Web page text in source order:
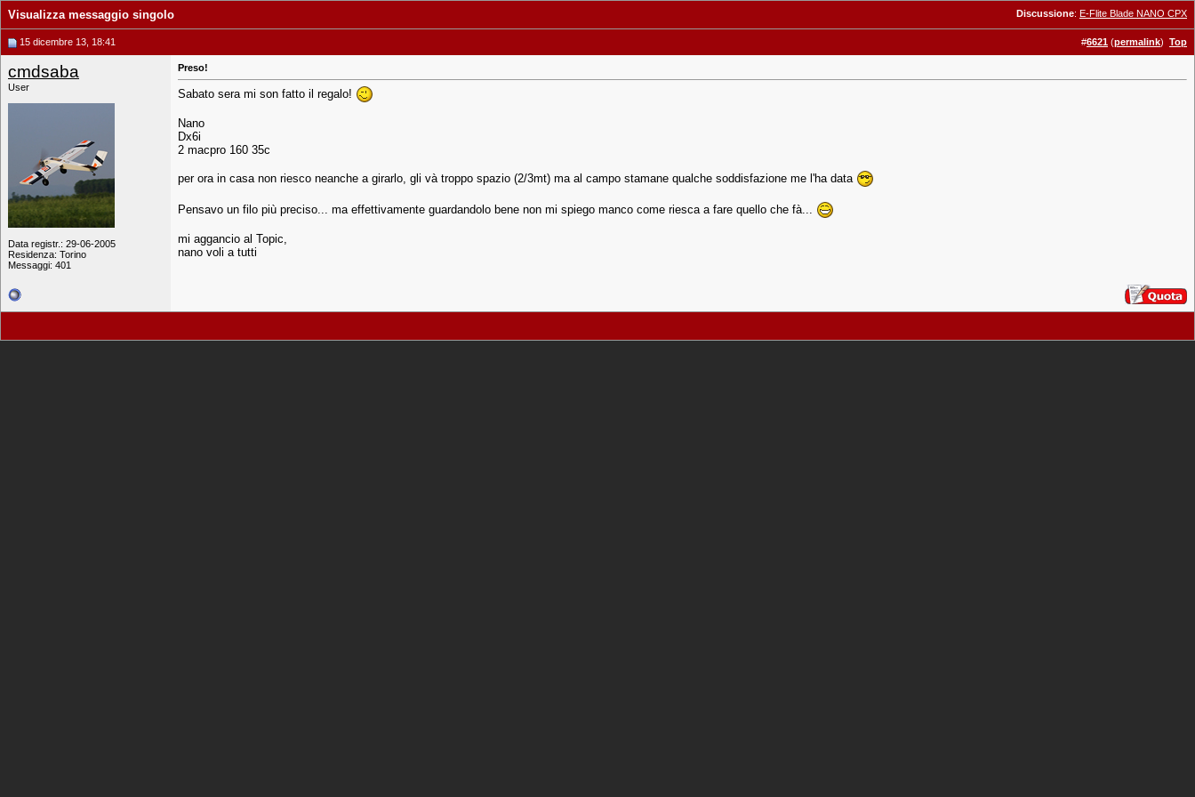
Discussione: E-Flite Blade NANO CPX
Visualizza messaggio singolo
15 dicembre 13, 18:41 #6621 (permalink) Top
cmdsaba
User
Data registr.: 29-06-2005
Residenza: Torino
Messaggi: 401
Preso!
Sabato sera mi son fatto il regalo!
Nano
Dx6i
2 macpro 160 35c
per ora in casa non riesco neanche a girarlo, gli và troppo spazio (2/3mt) ma al campo stamane qualche soddisfazione me l'ha data
Pensavo un filo più preciso... ma effettivamente guardandolo bene non mi spiego manco come riesca a fare quello che fà...
mi aggancio al Topic,
nano voli a tutti